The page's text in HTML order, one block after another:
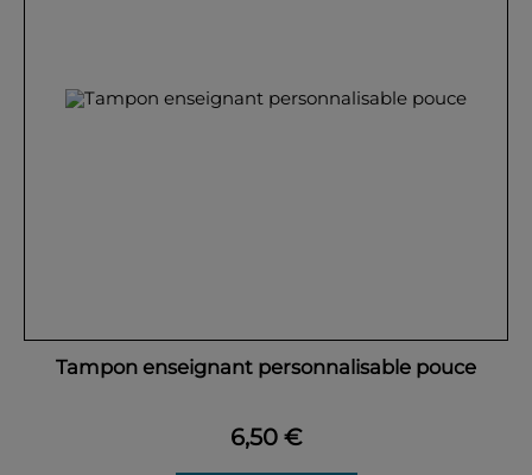
Tampon enseignant personnalisable pouce
6,50 €